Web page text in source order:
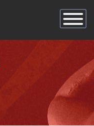
de